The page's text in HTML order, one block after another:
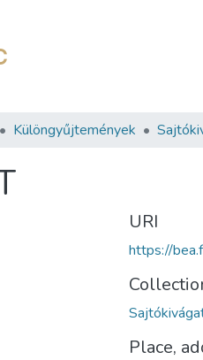
Különgyűjtemények
URI
https://
Place,